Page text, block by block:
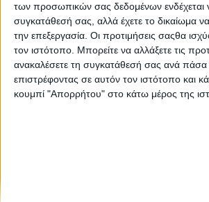
των προσωπικών σας δεδομένων ενδέχεται
συγκατάθεσή σας, αλλά έχετε το δικαίωμα
την επεξεργασία. Οι προτιμήσεις σαςθα
τον ιστότοπο. Μπορείτε να αλλάξετε τις
ανακαλέσετε τη συγκατάθεσή σας ανά πάσα
επιστρέφοντας σε αυτόν τον ιστότοπο και
κουμπί "Απορρήτου" στο κάτω μέρος της
Οι αγρότισσες συζητούν και τα